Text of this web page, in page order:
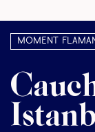
Moment